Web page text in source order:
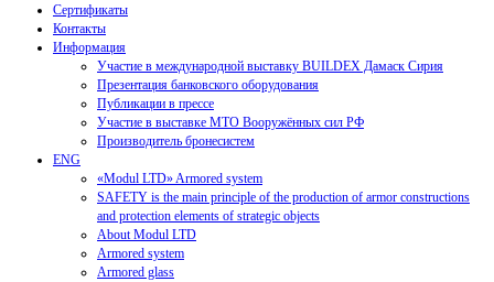
Сертификаты
Контакты
Информация
Участие в международной выставку BUILDEX Дамаск Сирия
Презентация банковского оборудования
Публикации в прессе
Участие в выставке МТО Вооружённых сил РФ
Производитель бронесистем
ENG
«Modul LTD» Armored system
SAFETY is the main principle of the production of armor constructions
and protection elements of strategic objects
About Modul LTD
Armored system
Armored glass